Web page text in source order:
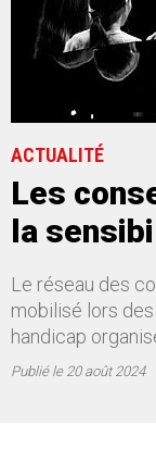
ACTUALITÉ
Les
la
Le réseau des
mobilisé lors
handicap
Publié le20 août 2024